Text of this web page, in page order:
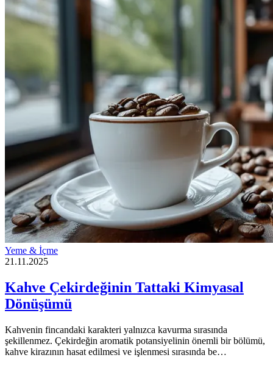
Yeme & İçme
21.11.2025
Kahve Çekirdeğinin Tattaki Kimyasal
Dönüşümü
Kahvenin fincandaki karakteri yalnızca kavurma sırasında
şekillenmez. Çekirdeğin aromatik potansiyelinin önemli bir bölümü,
kahve kirazının hasat edilmesi ve işlenmesi sırasında be…